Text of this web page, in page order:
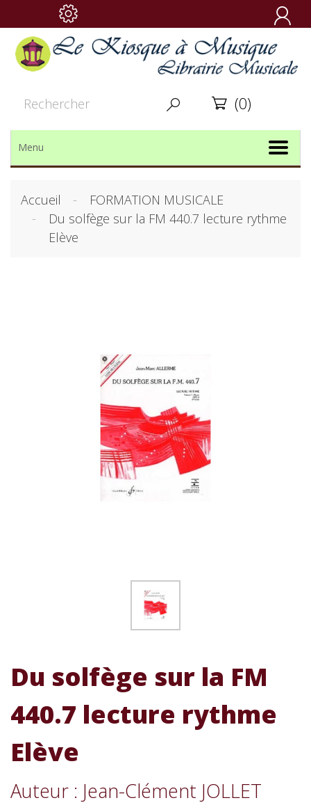

  (0)
Menu
Accueil
FORMATION MUSICALE
Du solfège sur la FM 440.7 lecture rythme
Elève
Du solfège sur la FM
440.7 lecture rythme
Elève
Auteur : Jean-Clément JOLLET